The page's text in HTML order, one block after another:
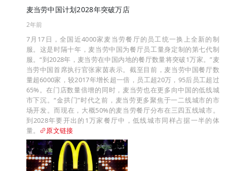
麦当劳中国计划2028年突破万店
2年前
7月17日，全国近4000家麦当劳餐厅的员工统一换上全新的制
服。这是时隔十年，麦当劳中国为餐厅员工量身定制的第七代制
服。“到2028年，麦当劳在中国内地的餐厅数量将突破1万家。”麦
当劳中国首席执行官张家茵表示。截至目前，麦当劳中国餐厅数
量超6000家，较2017年增长超一倍，员工超20万，95后员工超过
65%。在门店数量倍增的同时，麦当劳也在更多向中国的低线城
市下沉。“金拱门”时代之前，麦当劳更多聚焦于一二线城市的市
场开发。而现在，大概50%的麦当劳餐厅分布在三四五线城市。
到2028年要开出的1万家餐厅中，低线城市同样占据一半的体
量。
原文链接